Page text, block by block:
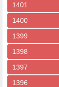
1401
1400
1399
1398
1397
1396